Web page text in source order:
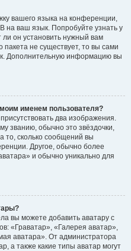
вашего языка на конференции,
на ваш язык. Попробуйте узнать у
он установить нужный вам
пакета не существует, то вы сами
Дополнительную информацию вы
именем пользователя?
два изображения.
званию, обычно это звёздочки,
то, сколько сообщений вы
Другое, обычно более
и обычно уникально для
вы можете добавить аватару с
«Граватар», «Галерея аватар»,
аватара». От администратора
а также какие типы аватар могут